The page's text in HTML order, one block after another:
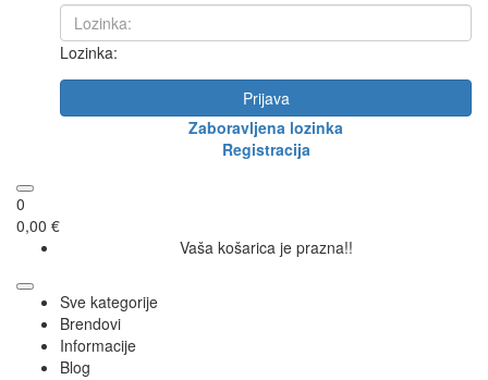
Lozinka:
Prijava
Zaboravljena lozinka
Registracija
0
0,00 €
Vaša košarica je prazna!!
Sve kategorije
Brendovi
Informacije
Blog